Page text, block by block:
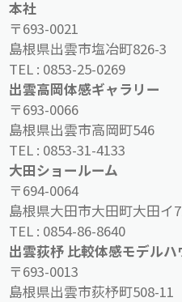
本社
〒693-0021
島根県出雲市塩冶町826-3
TEL : 0853-25-0269
出雲高岡体感ギャラリー
〒693-0066
島根県出雲市高岡町546
TEL : 0853-31-4133
大田ショールーム
〒694-0064
島根県大田市大田町大田イ
TEL : 0854-86-8640
出雲荻杼 比較体感モデルハ
〒693-0013
島根県出雲市荻杼町508-11